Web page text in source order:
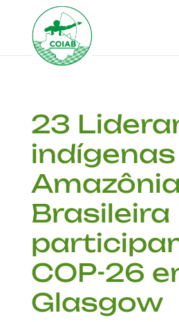
23
Brasileira
COP-26
Glasgow